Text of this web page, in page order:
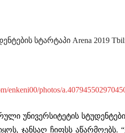
სტარტაპი Arena 2019
enkeni00/photos/
უნივერსიტეტის
ჯანსაღ ჩიფსს აწარმოებს.